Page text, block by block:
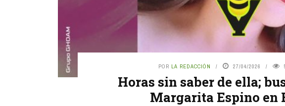
POR LA REDACCIÓN 27/04/2026
Horas sin saber de ella;
Margarita Espino en